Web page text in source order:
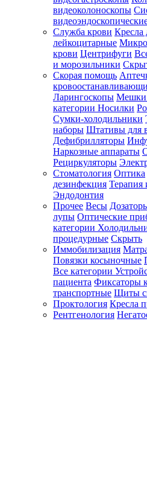
видеоколоноскопы
Служба крови Кресла
лейкоцитарные
крови Центрифуги
и морозильники
Скорая помощь
Ларингоскопы Мешки
категории Носилки
Сумки-холодильники
наборы Штативы для
Дефибрилляторы
Наркозные аппараты
Рециркуляторы
Стоматология Оптика
дезинфекция Терапия
Эндодонтия
Прочее Весы
лупы Оптические
категории
процедурные Скрыть
Иммобилизация
Повязки косыночные
Все категории
пациента Фиксаторы
транспортные Щиты
Проктология Кресла
Рентгенология